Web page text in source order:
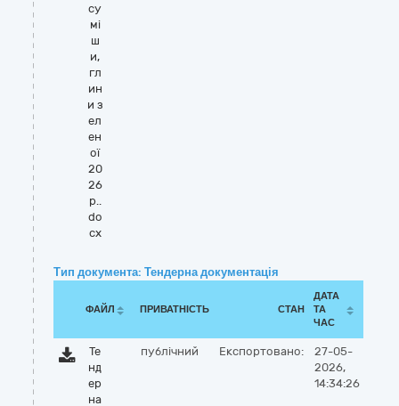
су
мі
ш
и,
гл
ин
и з
ел
ен
ої
20
26
р..
do
cx
Тип документа: Тендерна документація
ФАЙЛ ПРИВАТНІСТЬ СТАН
ДАТА
ТА
ЧАС
Те
нд
ер
на
публічний Експортовано:
27-05-
2026,
14:34:26